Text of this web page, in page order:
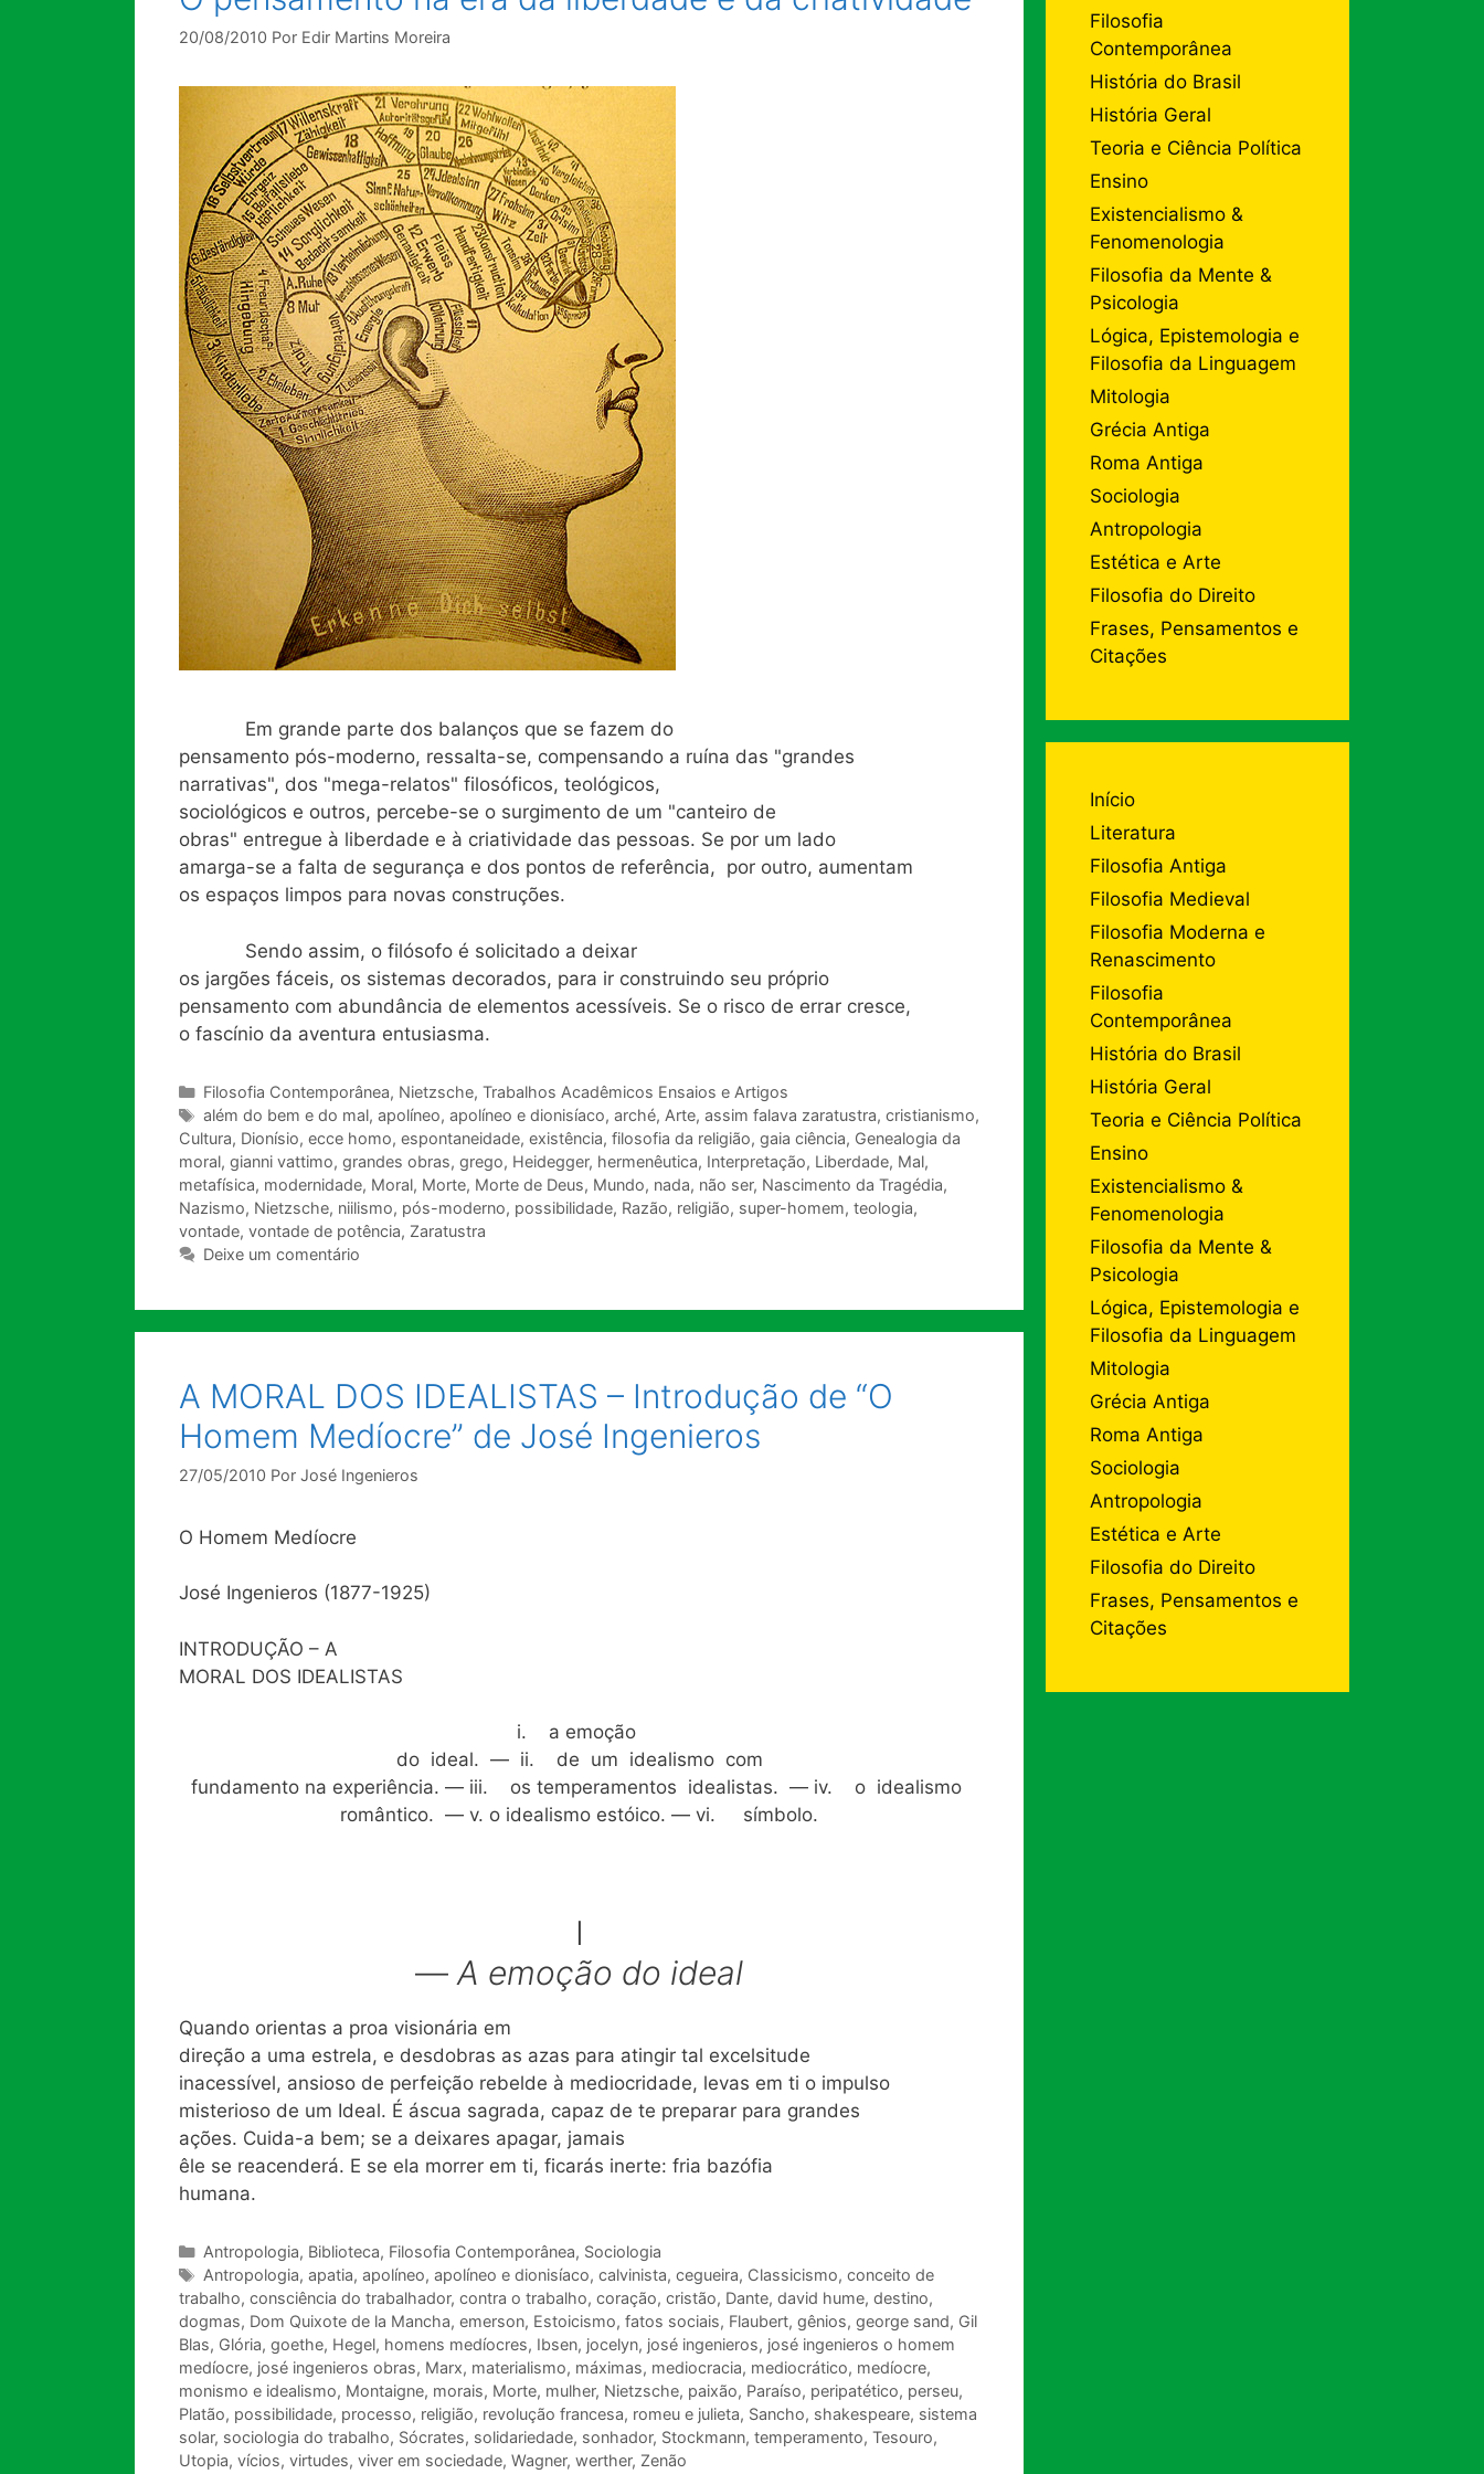
20/08/2010 Por Edir Martins Moreira
Em grande parte dos balanços que se fazem do
pensamento pós-moderno, ressalta-se, compensando a ruína das "grandes
narrativas", dos "mega-relatos" filosóficos, teológicos,
sociológicos e outros, percebe-se o surgimento de um "canteiro de
obras" entregue à liberdade e à criatividade das pessoas. Se por um lado
amarga-se a falta de segurança e dos pontos de referência, por outro, aumentam
os espaços limpos para novas construções.
Sendo assim, o filósofo é solicitado a deixar
os jargões fáceis, os sistemas decorados, para ir construindo seu próprio
pensamento com abundância de elementos acessíveis. Se o risco de errar cresce,
o fascínio da aventura entusiasma.
Categorias
Filosofia Contemporânea, Nietzsche, Trabalhos Acadêmicos Ensaios e Artigos
Tags
além do bem e do mal, apolíneo, apolíneo e dionisíaco, arché, Arte, assim falava zaratustra, cristianismo,
Cultura, Dionísio, ecce homo, espontaneidade, existência, filosofia da religião, gaia ciência, Genealogia da
moral, gianni vattimo, grandes obras, grego, Heidegger, hermenêutica, Interpretação, Liberdade, Mal,
metafísica, modernidade, Moral, Morte, Morte de Deus, Mundo, nada, não ser, Nascimento da Tragédia,
Nazismo, Nietzsche, niilismo, pós-moderno, possibilidade, Razão, religião, super-homem, teologia,
vontade, vontade de potência, Zaratustra
Deixe um comentário
A MORAL DOS IDEALISTAS – Introdução de “O
Homem Medíocre” de José Ingenieros
27/05/2010 Por José Ingenieros
O Homem Medíocre
José Ingenieros (1877-1925)
INTRODUÇÃO – A
MORAL DOS IDEALISTAS
i. a emoção
do ideal. — ii. de um idealismo com
fundamento na experiência. — iii. os temperamentos idealistas. — iv. o idealismo
romântico. — v. o idealismo estóico. — vi. símbolo.
I
—A emoção do ideal
Quando orientas a proa visionária em
direção a uma estrela, e desdobras as azas para atingir tal excelsitude
inacessível, ansioso de perfeição rebelde à mediocridade, levas em ti o impulso
misterioso de um Ideal. É áscua sagrada, capaz de te preparar para grandes
ações. Cuida-a bem; se a deixares apagar, jamais
êle se reacenderá. E se ela morrer em ti, ficarás inerte: fria bazófia
humana.
Categorias
Antropologia, Biblioteca, Filosofia Contemporânea, Sociologia
Tags
Antropologia, apatia, apolíneo, apolíneo e dionisíaco, calvinista, cegueira, Classicismo, conceito de
trabalho, consciência do trabalhador, contra o trabalho, coração, cristão, Dante, david hume, destino,
dogmas, Dom Quixote de la Mancha, emerson, Estoicismo, fatos sociais, Flaubert, gênios, george sand, Gil
Blas, Glória, goethe, Hegel, homens medíocres, Ibsen, jocelyn, josé ingenieros, josé ingenieros o homem
medíocre, josé ingenieros obras, Marx, materialismo, máximas, mediocracia, mediocrático, medíocre,
monismo e idealismo, Montaigne, morais, Morte, mulher, Nietzsche, paixão, Paraíso, peripatético, perseu,
Platão, possibilidade, processo, religião, revolução francesa, romeu e julieta, Sancho, shakespeare, sistema
solar, sociologia do trabalho, Sócrates, solidariedade, sonhador, Stockmann, temperamento, Tesouro,
Utopia, vícios, virtudes, viver em sociedade, Wagner, werther, Zenão
Filosofia
Contemporânea
História do Brasil
História Geral
Teoria e Ciência Política
Ensino
Existencialismo &
Fenomenologia
Filosofia da Mente &
Psicologia
Lógica, Epistemologia e
Filosofia da Linguagem
Mitologia
Grécia Antiga
Roma Antiga
Sociologia
Antropologia
Estética e Arte
Filosofia do Direito
Frases, Pensamentos e
Citações
Início
Literatura
Filosofia Antiga
Filosofia Medieval
Filosofia Moderna e
Renascimento
Filosofia
Contemporânea
História do Brasil
História Geral
Teoria e Ciência Política
Ensino
Existencialismo &
Fenomenologia
Filosofia da Mente &
Psicologia
Lógica, Epistemologia e
Filosofia da Linguagem
Mitologia
Grécia Antiga
Roma Antiga
Sociologia
Antropologia
Estética e Arte
Filosofia do Direito
Frases, Pensamentos e
Citações